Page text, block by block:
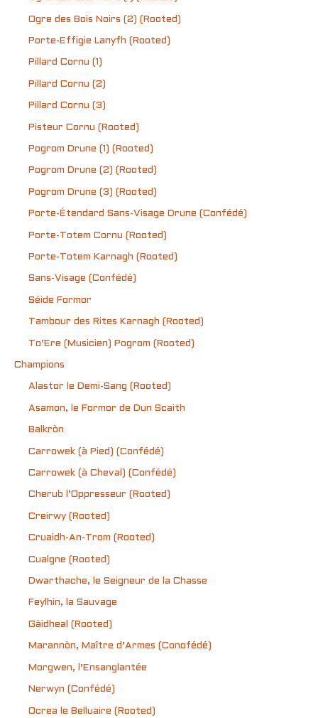
Ogre des Bois Noirs (2) (Rooted)
Porte-Effigie Lanyfh (Rooted)
Pillard Cornu (1)
Pillard Cornu (2)
Pillard Cornu (3)
Pisteur Cornu (Rooted)
Pogrom Drune (1) (Rooted)
Pogrom Drune (2) (Rooted)
Pogrom Drune (3) (Rooted)
Porte-Étendard Sans-Visage Drune (Confédé)
Porte-Totem Cornu (Rooted)
Porte-Totem Karnagh (Rooted)
Sans-Visage (Confédé)
Séide Formor
Tambour des Rites Karnagh (Rooted)
To’Ere (Musicien) Pogrom (Rooted)
Champions
Alastor le Demi-Sang (Rooted)
Asamon, le Formor de Dun Scaith
Balkròn
Carrowek (à Pied) (Confédé)
Carrowek (à Cheval) (Confédé)
Cherub l’Oppresseur (Rooted)
Creirwy (Rooted)
Cruaidh-An-Trom (Rooted)
Cualgne (Rooted)
Dwarthache, le Seigneur de la Chasse
Feylhin, la Sauvage
Gàidheal (Rooted)
Marannòn, Maître d’Armes (Conofédé)
Morgwen, l’Ensanglantée
Nerwyn (Confédé)
Ocrea le Belluaire (Rooted)